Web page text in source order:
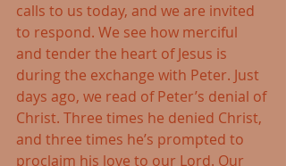
calls to us today, and we are invited
to respond. We see how merciful
and tender the heart of Jesus is
during the exchange with Peter. Just
days ago, we read of Peter’s denial of
Christ. Three times he denied Christ,
and three times he’s prompted to
proclaim his love to our Lord. Our